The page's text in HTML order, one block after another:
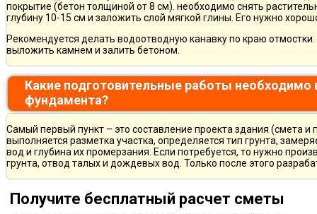
покрытие (бетон толщиной от 8 см). необходимо снять
глубину 10-15 см и заложить слой мягкой глины. Его нужно
Рекомендуется делать водоотводную канавку по краю
выложить камнем и залить бетоном.
Какие подготовительные работы необходимо
фундамента?
Самый первый пункт – это составление проекта здания (смета
выполняется разметка участка, определяется тип грунта,
вод и глубина их промерзания. Если потребуется, то нужно
грунта, отвод талых и дождевых вод. Только после этого
Получите бесплатный расчет сметы